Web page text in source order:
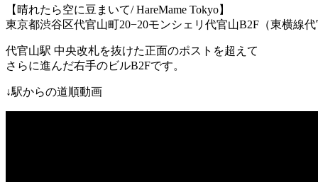
【晴れたら空に豆まいて/ HareMame Tokyo】
東京都渋谷区代官山町20−20モンシェリ代官山B2F （東横線代
代官山駅 中央改札を抜けた正面のポストを超えて
さらに進んだ右手のビルB2Fです。
↓駅からの道順動画